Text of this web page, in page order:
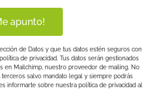
apunto!
de Datos y que tus datos estén seguros con
de privacidad. Tus datos serán gestionados
en Mailchimp, nuestro proveedor de mailing. No
salvo mandato legal y siempre podrás
informarte sobre nuestra política de privacidad al